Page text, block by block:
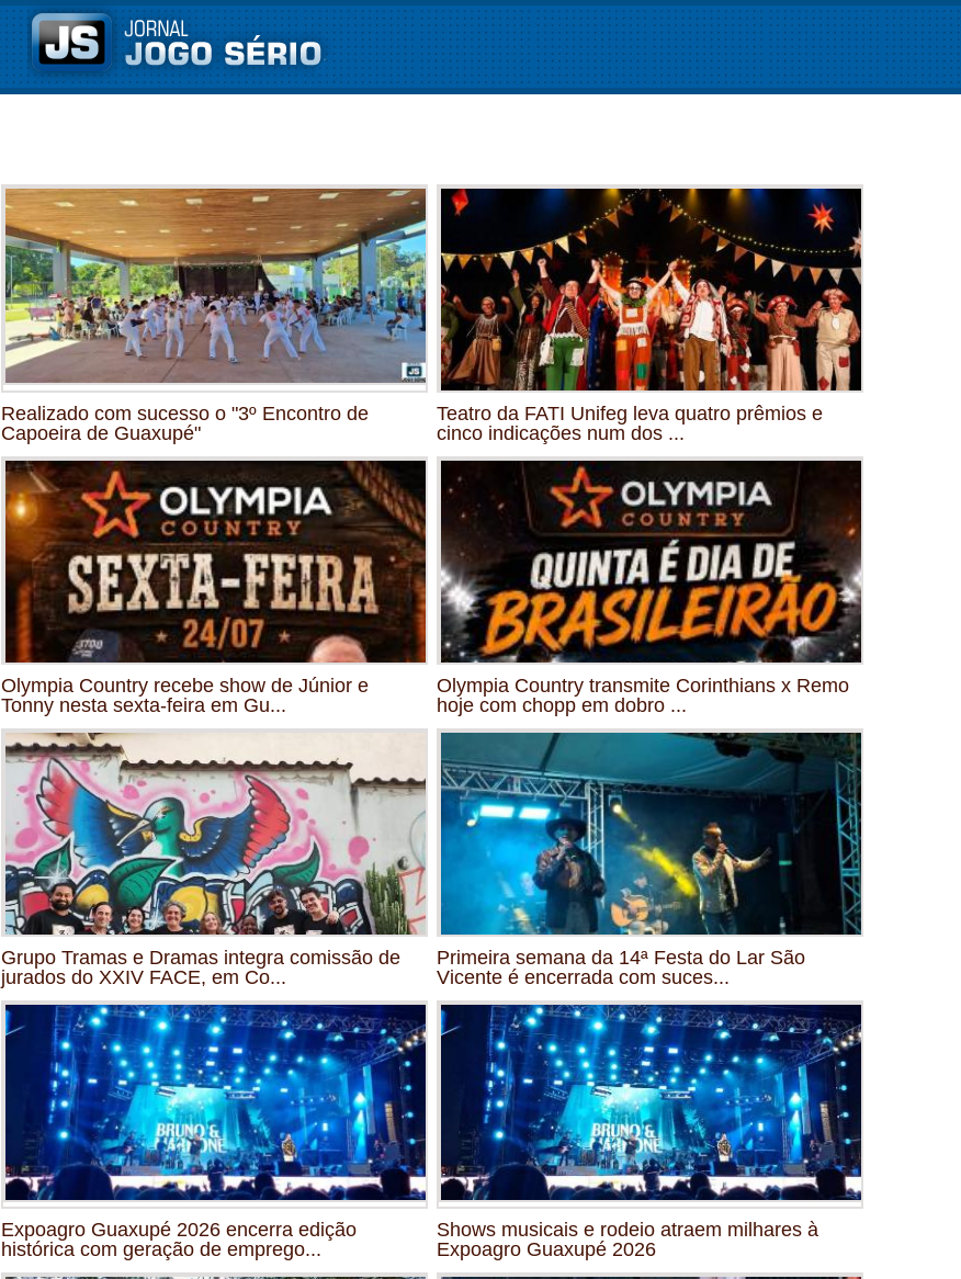
Realizado com sucesso o "3º Encontro de
Capoeira de Guaxupé"
Teatro da FATI Unifeg leva quatro prêmios e
cinco indicações num dos ...
Olympia Country recebe show de Júnior e
Tonny nesta sexta-feira em Gu...
Olympia Country transmite Corinthians x Remo
hoje com chopp em dobro ...
Grupo Tramas e Dramas integra comissão de
jurados do XXIV FACE, em Co...
Primeira semana da 14ª Festa do Lar São
Vicente é encerrada com suces...
Expoagro Guaxupé 2026 encerra edição
histórica com geração de emprego...
Shows musicais e rodeio atraem milhares à
Expoagro Guaxupé 2026